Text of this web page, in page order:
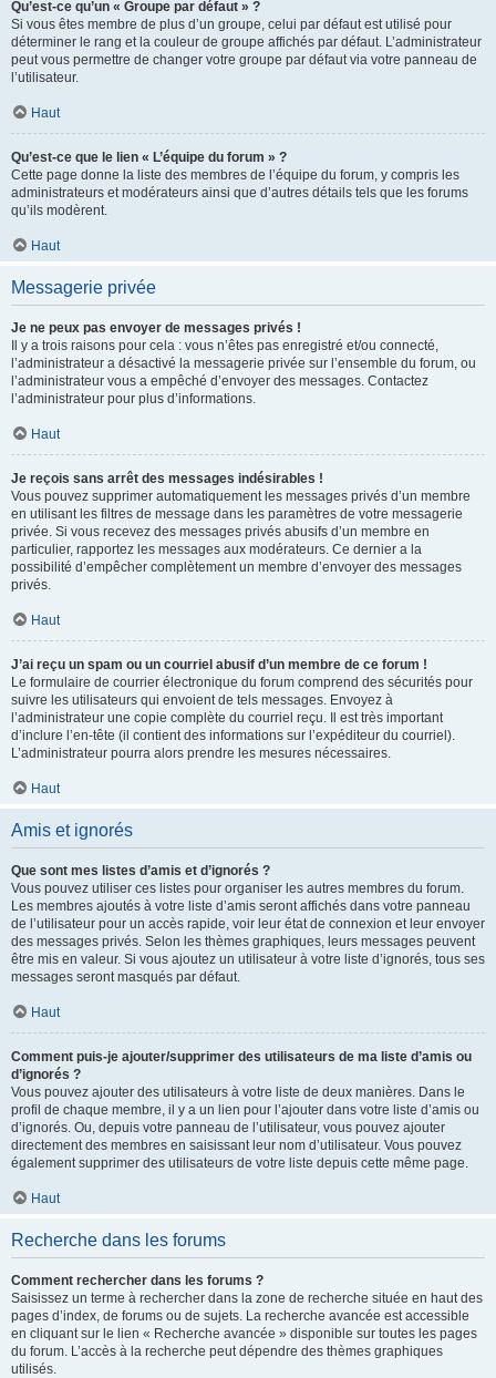
Qu’est-ce qu’un « Groupe par défaut » ?
Si vous êtes membre de plus d’un groupe, celui par défaut est utilisé pour
déterminer le rang et la couleur de groupe affichés par défaut. L’administrateur
peut vous permettre de changer votre groupe par défaut via votre panneau de
l’utilisateur.
Haut
Qu’est-ce que le lien « L’équipe du forum » ?
Cette page donne la liste des membres de l’équipe du forum, y compris les
administrateurs et modérateurs ainsi que d’autres détails tels que les forums
qu’ils modèrent.
Haut
Messagerie privée
Je ne peux pas envoyer de messages privés !
Il y a trois raisons pour cela : vous n’êtes pas enregistré et/ou connecté,
l’administrateur a désactivé la messagerie privée sur l’ensemble du forum, ou
l’administrateur vous a empêché d’envoyer des messages. Contactez
l’administrateur pour plus d’informations.
Haut
Je reçois sans arrêt des messages indésirables !
Vous pouvez supprimer automatiquement les messages privés d’un membre
en utilisant les filtres de message dans les paramètres de votre messagerie
privée. Si vous recevez des messages privés abusifs d’un membre en
particulier, rapportez les messages aux modérateurs. Ce dernier a la
possibilité d’empêcher complètement un membre d’envoyer des messages
privés.
Haut
J’ai reçu un spam ou un courriel abusif d’un membre de ce forum !
Le formulaire de courrier électronique du forum comprend des sécurités pour
suivre les utilisateurs qui envoient de tels messages. Envoyez à
l’administrateur une copie complète du courriel reçu. Il est très important
d’inclure l’en-tête (il contient des informations sur l’expéditeur du courriel).
L’administrateur pourra alors prendre les mesures nécessaires.
Haut
Amis et ignorés
Que sont mes listes d’amis et d’ignorés ?
Vous pouvez utiliser ces listes pour organiser les autres membres du forum.
Les membres ajoutés à votre liste d’amis seront affichés dans votre panneau
de l’utilisateur pour un accès rapide, voir leur état de connexion et leur envoyer
des messages privés. Selon les thèmes graphiques, leurs messages peuvent
être mis en valeur. Si vous ajoutez un utilisateur à votre liste d’ignorés, tous ses
messages seront masqués par défaut.
Haut
Comment puis-je ajouter/supprimer des utilisateurs de ma liste d’amis ou
d’ignorés ?
Vous pouvez ajouter des utilisateurs à votre liste de deux manières. Dans le
profil de chaque membre, il y a un lien pour l’ajouter dans votre liste d’amis ou
d’ignorés. Ou, depuis votre panneau de l’utilisateur, vous pouvez ajouter
directement des membres en saisissant leur nom d’utilisateur. Vous pouvez
également supprimer des utilisateurs de votre liste depuis cette même page.
Haut
Recherche dans les forums
Comment rechercher dans les forums ?
Saisissez un terme à rechercher dans la zone de recherche située en haut des
pages d’index, de forums ou de sujets. La recherche avancée est accessible
en cliquant sur le lien « Recherche avancée » disponible sur toutes les pages
du forum. L’accès à la recherche peut dépendre des thèmes graphiques
utilisés.